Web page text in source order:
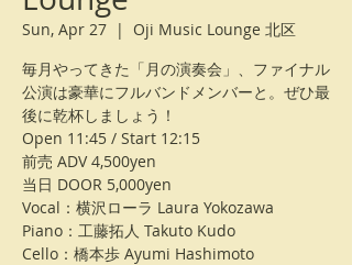
Sun, Apr 27
  |
Oji Music Lounge 北区
毎月やってきた「月の演奏会」、ファイナル
公演は豪華にフルバンドメンバーと。ぜひ最
後に乾杯しましょう！
Open 11:45 / Start 12:15
前売 ADV 4,500yen
当日 DOOR 5,000yen
Vocal：横沢ローラ Laura Yokozawa
Piano：工藤拓人 Takuto Kudo
Cello：橋本歩 Ayumi Hashimoto